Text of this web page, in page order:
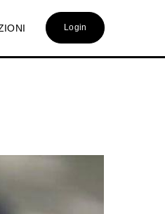
Login